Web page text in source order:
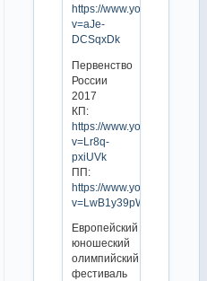
https://www.youtube.com/
v=aJe-
DCSqxDk
Первенство
России
2017
КП:
https://www.youtube.com/
v=Lr8q-
pxiUVk
ПП:
https://www.youtube.com/
v=LwB1y39pWos
Европейский
юношеский
олимпийский
фестиваль